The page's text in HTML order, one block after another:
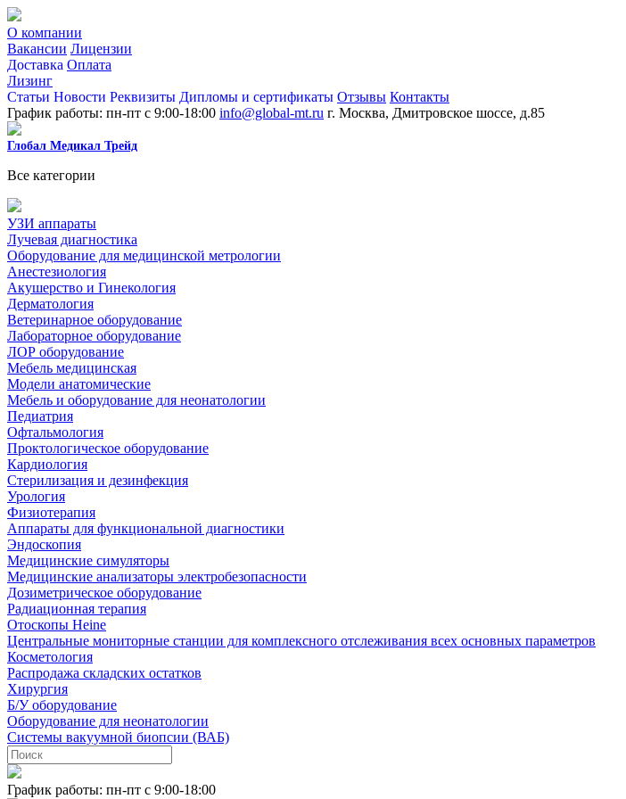
О компании
Вакансии Лицензии
Доставка Оплата
Лизинг
Статьи Новости Реквизиты Дипломы и сертификаты Отзывы Контакты
График работы: пн-пт с 9:00-18:00 info@global-mt.ru г. Москва, Дмитровское шоссе, д.85
Глобал Медикал Трейд
Все категории
УЗИ аппараты
Лучевая диагностика
Оборудование для медицинской метрологии
Анестезиология
Акушерство и Гинекология
Дерматология
Ветеринарное оборудование
Лабораторное оборудование
ЛОР оборудование
Мебель медицинская
Модели анатомические
Мебель и оборудование для неонатологии
Педиатрия
Офтальмология
Проктологическое оборудование
Кардиология
Стерилизация и дезинфекция
Урология
Физиотерапия
Аппараты для функциональной диагностики
Эндоскопия
Медицинские симуляторы
Медицинские анализаторы электробезопасности
Дозиметрическое оборудование
Радиационная терапия
Отоскопы Heine
Центральные мониторные станции для комплексного отслеживания всех основных параметров
Косметология
Распродажа складских остатков
Хирургия
Б/У оборудование
Оборудование для неонатологии
Системы вакуумной биопсии (ВАБ)
График работы: пн-пт с 9:00-18:00